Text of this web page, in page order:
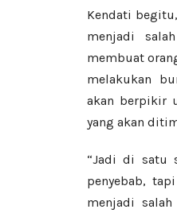
Kendati
menjadi
membuat
melakukan
akan berpikir
yang akan
“Jadi di satu
penyebab,
menjadi